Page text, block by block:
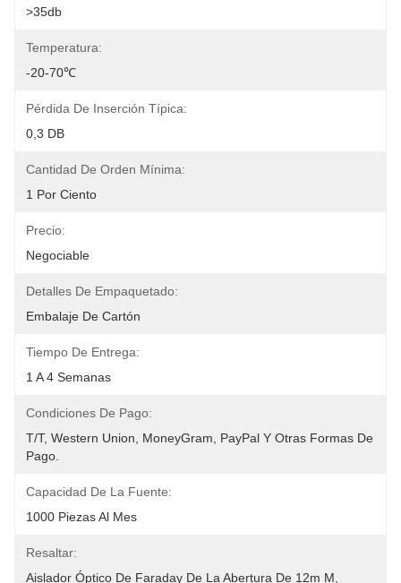
>35db
Temperatura:
-20-70℃
Pérdida De Inserción Típica:
0,3 DB
Cantidad De Orden Mínima:
1 Por Ciento
Precio:
Negociable
Detalles De Empaquetado:
Embalaje De Cartón
Tiempo De Entrega:
1 A 4 Semanas
Condiciones De Pago:
T/T, Western Union, MoneyGram, PayPal Y Otras Formas De
Pago.
Capacidad De La Fuente:
1000 Piezas Al Mes
Resaltar:
Aislador Óptico De Faraday De La Abertura De 12m M